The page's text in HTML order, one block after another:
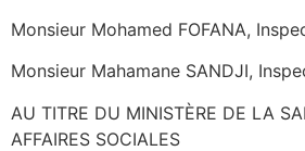
Monsieur Mohamed FOFANA,
Monsieur Mahamane SANDJI,
AU TITRE DU MINISTÈRE DE LA
AFFAIRES SOCIALES